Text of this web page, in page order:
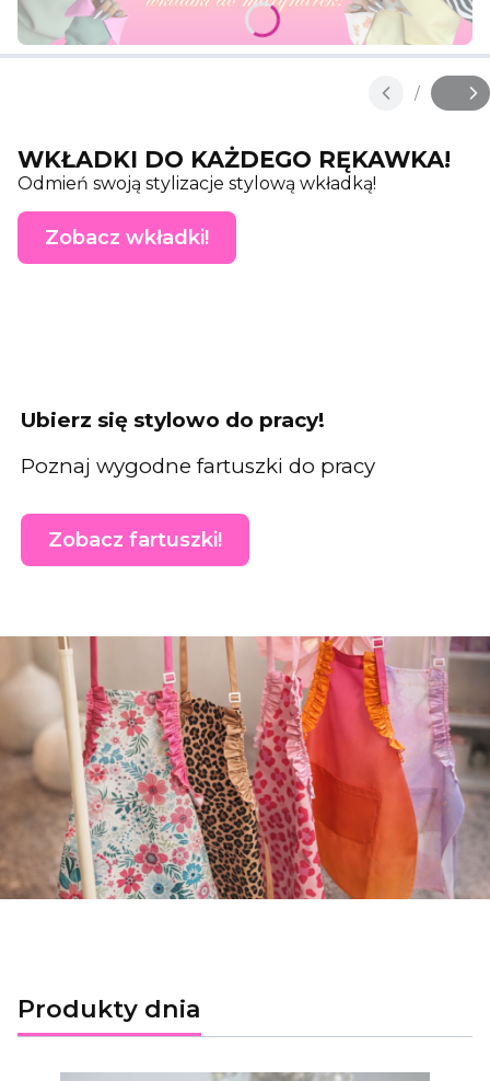
Naciśnij Enter lub spację, aby otworzyć stronę.
Naciśnij Enter lub spację, aby otworzyć stronę.
Naciśnij Enter lub spację, aby otworzyć stronę.
Slajd
/
z
WKŁADKI DO KAŻDEGO RĘKAWKA!
Odmień swoją stylizacje stylową wkładką!
Zobacz wkładki!
Ubierz się stylowo do pracy!
Poznaj wygodne fartuszki do pracy
Zobacz fartuszki!
Produkty dnia